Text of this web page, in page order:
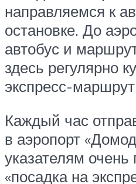
направляемся к
остановке. До
автобус и
здесь регулярно
экспресс-
Каждый час
в аэропорт
указателям очень
«посадка на